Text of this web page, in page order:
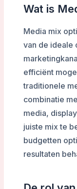
Wat is
Media mix
van de ideale
efficiënt
traditionele
combinatie
media,
juiste mix te
budgetten
resultaten